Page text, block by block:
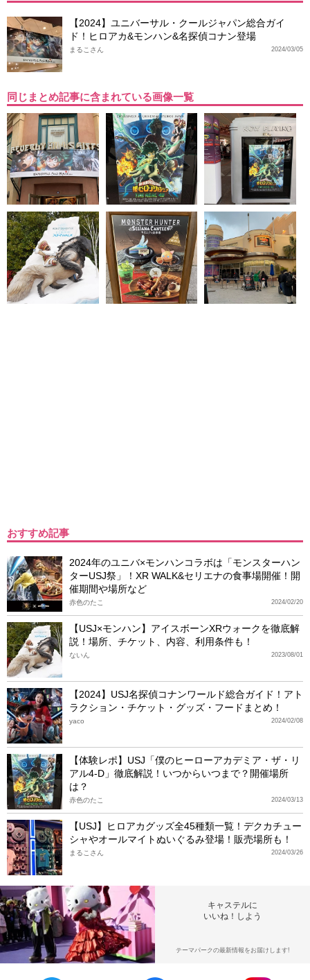
【2024】ユニバーサル・クールジャパン総合ガイ
ド！ヒロアカ&モンハン&名探偵コナン登場
2024/03/05
まるこさん
同じまとめ記事に含まれている画像一覧
おすすめ記事
2024年のユニバ×モンハンコラボは「モンスターハン
ターUSJ祭」！XR WALK&セリエナの食事場開催！開
催期間や場所など
2024/02/20
赤色のたこ
【USJ×モンハン】アイスボーンXRウォークを徹底解
説！場所、チケット、内容、利用条件も！
2023/08/01
ないん
【2024】USJ名探偵コナンワールド総合ガイド！アト
ラクション・チケット・グッズ・フードまとめ！
2024/02/08
yaco
【体験レポ】USJ「僕のヒーローアカデミア・ザ・リ
アル4-D」徹底解説！いつからいつまで？開催場所
は？
2024/03/13
赤色のたこ
【USJ】ヒロアカグッズ全45種類一覧！デクカチュー
シャやオールマイトぬいぐるみ登場！販売場所も！
2024/03/26
まるこさん
キャステルに
いいね！しよう
テーマパークの最新情報をお届けします!